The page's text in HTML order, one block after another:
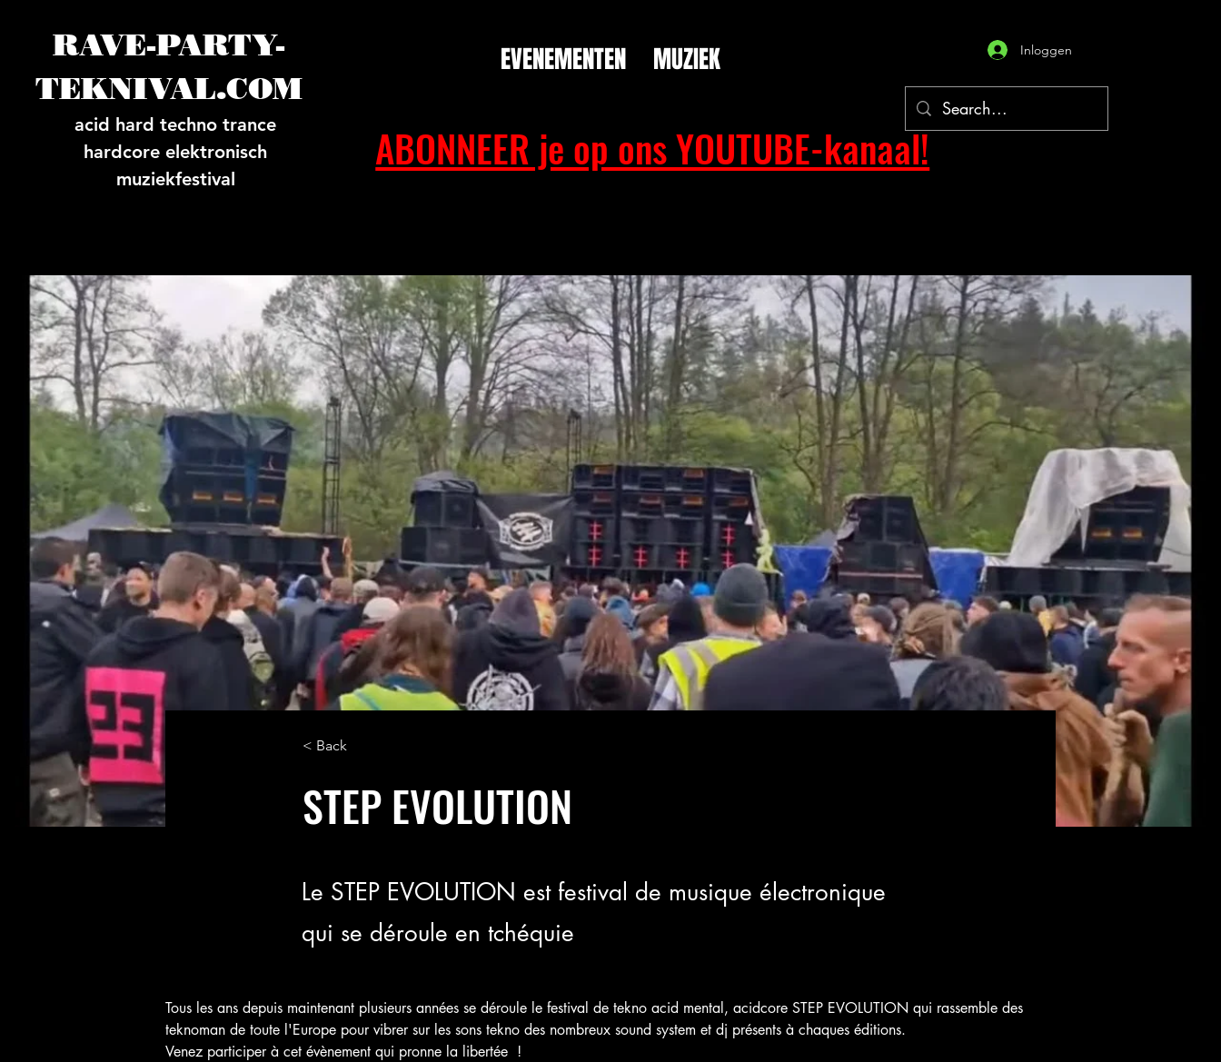
RAVE-PARTY-
TEKNIVAL.COM
acid hard techno trance
hardcore elektronisch
muziekfestival
ABONNEER je op ons YOUTUBE-kanaal!
Inloggen
EVENEMENTEN MUZIEK
< Back
STEP EVOLUTION
Le STEP EVOLUTION est festival de musique électronique
qui se déroule en tchéquie
Tous les ans depuis maintenant plusieurs années se déroule le festival de tekno acid mental, acidcore STEP EVOLUTION qui rassemble des
teknoman de toute l'Europe pour vibrer sur les sons tekno des nombreux sound system et dj présents à chaques éditions.
Venez participer à cet évènement qui pronne la libertée  !